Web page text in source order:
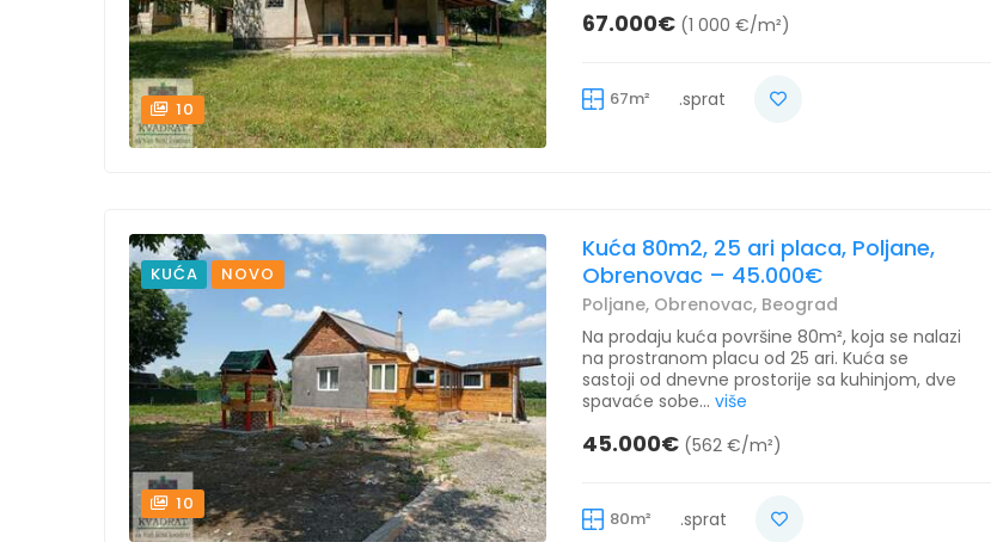
10
67.000€ (1 000 €/m²)
67m² .sprat
KUĆA NOVO
10
Kuća 80m2, 25 ari placa, Poljane,
Obrenovac – 45.000€
Poljane, Obrenovac, Beograd
Na prodaju kuća površine 80m², koja se nalazi
na prostranom placu od 25 ari. Kuća se
sastoji od dnevne prostorije sa kuhinjom, dve
spavaće sobe... više
45.000€ (562 €/m²)
80m² .sprat